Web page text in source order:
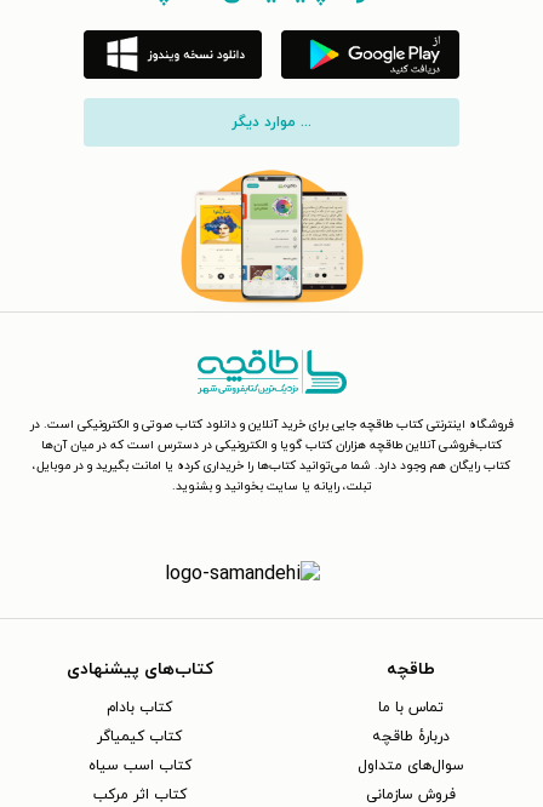
... موارد دیگر
فروشگاه اینترنتی کتاب طاقچه جایی برای خرید آنلاین و دانلود کتاب صوتی و الکترونیکی است. در
کتاب‌فروشی آنلاین طاقچه هزاران کتاب گویا و الکترونیکی در دسترس است که در میان آن‌ها
کتاب رایگان هم وجود دارد. شما می‌توانید کتاب‌ها را خریداری کرده یا امانت بگیرید و در موبایل،
تبلت، رایانه یا سایت بخوانید و بشنوید.
طاقچه
تماس با ما
دربارهٔ طاقچه
سوال‌های متداول
فروش سازمانی
کتاب‌های پیشنهادی
کتاب بادام
کتاب کیمیاگر
کتاب اسب سیاه
کتاب اثر مرکب